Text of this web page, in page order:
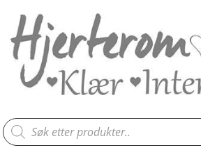
Products
search